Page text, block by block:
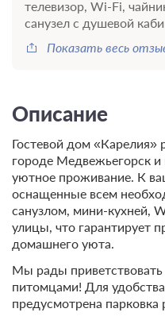
телевизор, Wi-Fi,
санузел с душевой
Показать весь
Описание
Гостевой дом
городе Медвежьегорск и
уютное проживание. К
оснащенные всем
санузлом, мини-кухней,
улицы, что гарантирует
домашнего уюта.
Мы рады
питомцами! Для
предусмотрена